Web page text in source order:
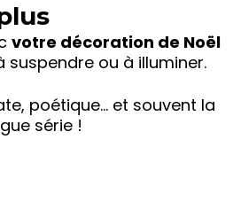
votre décoration de Noël
suspendre ou à illuminer.
poétique… et souvent la
série !